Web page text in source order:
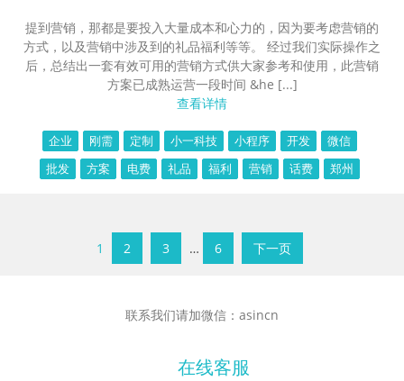
提到营销，那都是要投入大量成本和心力的，因为要考虑营销的
方式，以及营销中涉及到的礼品福利等等。 经过我们实际操作之
后，总结出一套有效可用的营销方式供大家参考和使用，此营销
方案已成熟运营一段时间 &he [...]
查看详情
企业 刚需 定制 小一科技 小程序 开发
微信
批发
方案 电费 礼品 福利 营销 话费 郑州
1 2 3 … 6 下一页
联系我们请加微信：asincn
在线客服